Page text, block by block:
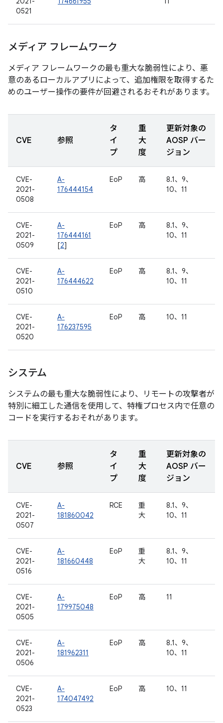
0521
メディア フレームワーク
メディア フレームワークの最も重大な脆弱性により、悪
意のあるローカルアプリによって、追加権限を取得するた
めのユーザー操作の要件が回避されるおそれがあります。
CVE 参照
タ
イ
プ
重
大
度
更新対象の
AOSP バー
ジョン
CVE-
2021-
0508
A-
176444154
EoP 高
8.1、9、
10、11
CVE-
2021-
0509
A-
176444161
[2]
EoP 高
8.1、9、
10、11
CVE-
2021-
0510
A-
176444622
EoP 高
8.1、9、
10、11
CVE-
2021-
0520
A-
176237595
EoP 高 10、11
システム
システムの最も重大な脆弱性により、リモートの攻撃者が
特別に細工した通信を使用して、特権プロセス内で任意の
コードを実行するおそれがあります。
CVE 参照
タ
イ
プ
重
大
度
更新対象の
AOSP バー
ジョン
CVE-
2021-
0507
A-
181860042
RCE
重
大
8.1、9、
10、11
CVE-
2021-
0516
A-
181660448
EoP
重
大
8.1、9、
10、11
CVE-
2021-
0505
A-
179975048
EoP 高 11
CVE-
2021-
0506
A-
181962311
EoP 高
8.1、9、
10、11
CVE-
2021-
0523
A-
174047492
EoP 高 10、11